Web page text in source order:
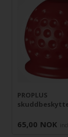
PROPLUS
65,00 NOK